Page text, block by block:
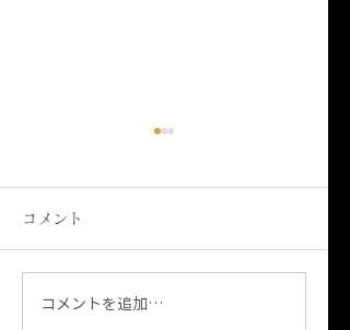
【歓迎会/送別会/大人数
コメント
コメントを追加…